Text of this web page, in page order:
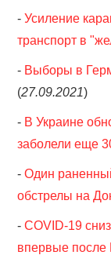
-Усиление
транспорт в
- Выборы в
(27.09.2021)
- В Украине
заболели еще
-Один
обстрелы на
-COVID-19
впервые после